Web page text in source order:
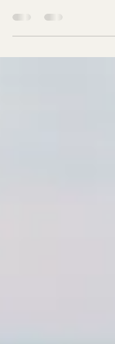
pronto para